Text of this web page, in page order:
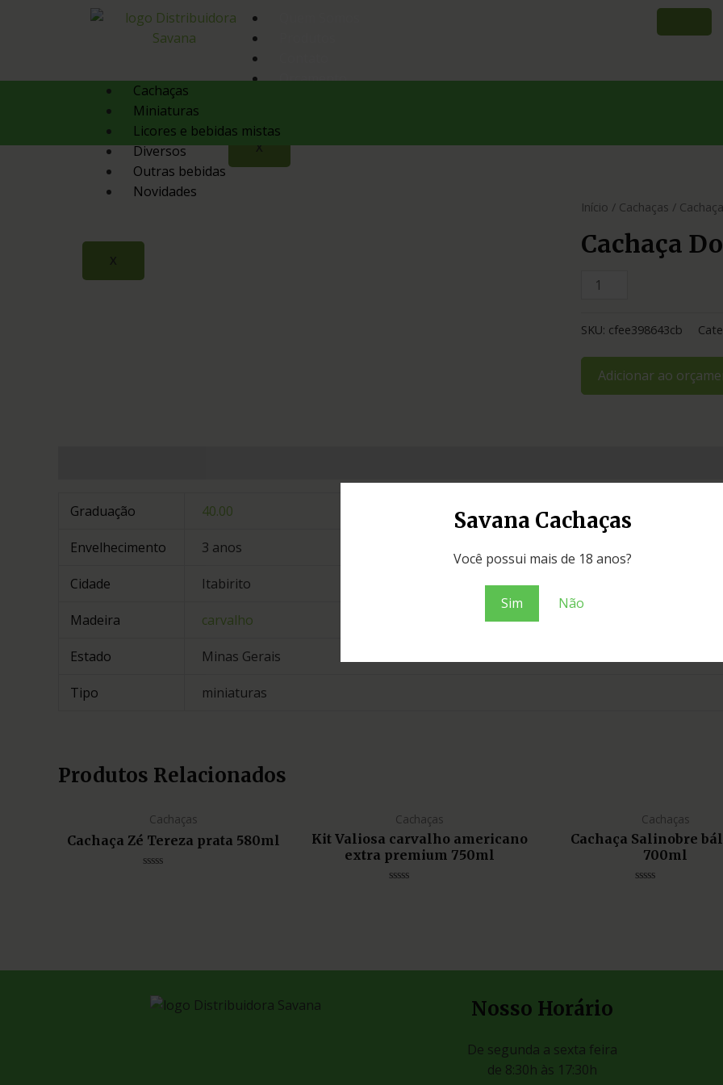
Savana Cachaças
Você possui mais de 18 anos?
Sim Não
Orçamento
X
Cachaças
Miniaturas
Licores e bebidas mistas
Diversos
Outras bebidas
Novidades
X
Início / Cachaças /
Cachaça
SKU: cfee398643cb
Adicionar ao
Graduação 40.00
Envelhecimento 3 anos
Cidade Itabirito
Madeira carvalho
Estado Minas Gerais
Tipo miniaturas
Produtos Relacionados
Cachaças
Cachaça Zé Tereza prata 580ml
Cachaças
Kit Valiosa carvalho americano
extra premium 750ml
Cachaças
Cachaça Salinobre
700ml
Nosso Horário
De segunda a sexta feira
de 8:30h às 17:30h